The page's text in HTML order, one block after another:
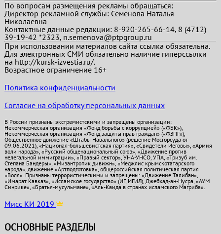
По вопросам размещения рекламы обращаться:
Директор рекламной службы: Семенова Наталья
Николаевна
Контактные данные редакции: 8-920-265-66-14, 8 (4712)
39-19-42 *2323, n.semenova@ptpgroup.ru
При использовании материалов сайта ссылка обязательна.
Для электронных СМИ обязательно наличие гиперссылки
на http://kursk-izvestia.ru/.
Возрастное ограничение 16+
Политика конфиденциальности
Согласие на обработку персональных данных
В России признаны экстремистскими и запрещены организации:
Некоммерческая организация «Фонд борьбы с коррупцией» («ФБК»),
Некоммерческая организация «Фонд защиты прав граждан» («ФЗПГ»),
Общественное движение «Штабы Навального» (решение Мосгорсуда от
09.06.2021), «Национал-большевистская партия», «Свидетели Иеговы», «Армия
воли народа», «Русский общенациональный союз», «Движение против
нелегальной иммиграции», «Правый сектор», УНА-УНСО, УПА, «Тризуб им.
Степана Бандеры», «Мизантропик дивижн», «Меджлис крымскотатарского
народа», движение «Артподготовка», общероссийская политическая партия
«Воля». Признаны террористическими и запрещены: «Движение Талибан»,
«Имарат Кавказ», «Исламское государство» (ИГ, ИГИЛ), Джебхад-ан-Нусра, «АУМ
Синрике», «Братья-мусульмане», «Аль-Каида в странах исламского Магриба».
Мисс КИ 2019
ОСНОВНЫЕ РАЗДЕЛЫ